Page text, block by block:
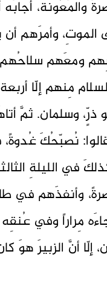
والمَعُونة، أجابَه
وأمرَهم أن
ومعَهم
مِنهم إلّا أربعة:
ذرٍّ، وسلمان. ثمَّ
نُصبّحُكَ غُدوةً،
في الليلةِ
وأنفذَهم في
مِراراً وفي
إلّا أنَّ الزبيرَ